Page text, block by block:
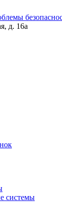
д. 16а
системы